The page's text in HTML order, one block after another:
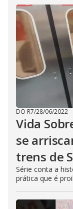
DO R7/28/06/2022
Vida
se
trens de
Série conta a
prática que é